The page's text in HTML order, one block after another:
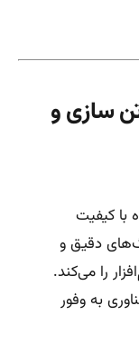
سازی و
با کیفیت
دقیق و
را می‌کند.
به وفور